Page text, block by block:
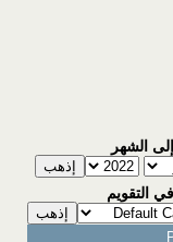
إلى الشهر
في التقويم